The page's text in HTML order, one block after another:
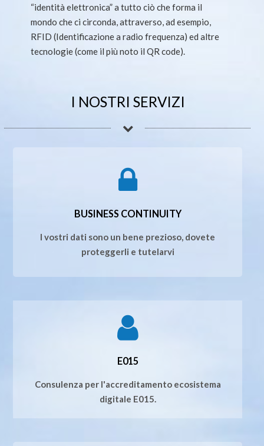
“identità elettronica” a tutto ciò che forma il
mondo che ci circonda, attraverso, ad esempio,
RFID (Identificazione a radio frequenza) ed altre
tecnologie (come il più noto il QR code).
I NOSTRI SERVIZI
BUSINESS CONTINUITY
I vostri dati sono un bene prezioso, dovete
proteggerli e tutelarvi
E015
Consulenza per l'accreditamento ecosistema
digitale E015.